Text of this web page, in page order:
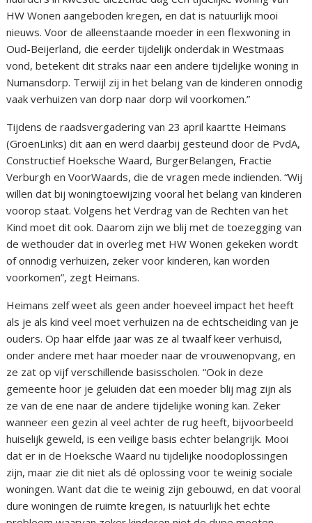
HW Wonen aangeboden kregen, en dat is natuurlijk mooi
nieuws. Voor de alleenstaande moeder in een flexwoning in
Oud-Beijerland, die eerder tijdelijk onderdak in Westmaas
vond, betekent dit straks naar een andere tijdelijke woning in
Numansdorp. Terwijl zij in het belang van de kinderen onnodig
vaak verhuizen van dorp naar dorp wil voorkomen.”
Tijdens de raadsvergadering van 23 april kaartte Heimans
(GroenLinks) dit aan en werd daarbij gesteund door de PvdA,
Constructief Hoeksche Waard, BurgerBelangen, Fractie
Verburgh en VoorWaards, die de vragen mede indienden. “Wij
willen dat bij woningtoewijzing vooral het belang van kinderen
voorop staat. Volgens het Verdrag van de Rechten van het
Kind moet dit ook. Daarom zijn we blij met de toezegging van
de wethouder dat in overleg met HW Wonen gekeken wordt
of onnodig verhuizen, zeker voor kinderen, kan worden
voorkomen”, zegt Heimans.
Heimans zelf weet als geen ander hoeveel impact het heeft
als je als kind veel moet verhuizen na de echtscheiding van je
ouders. Op haar elfde jaar was ze al twaalf keer verhuisd,
onder andere met haar moeder naar de vrouwenopvang, en
ze zat op vijf verschillende basisscholen. “Ook in deze
gemeente hoor je geluiden dat een moeder blij mag zijn als
ze van de ene naar de andere tijdelijke woning kan. Zeker
wanneer een gezin al veel achter de rug heeft, bijvoorbeeld
huiselijk geweld, is een veilige basis echter belangrijk. Mooi
dat er in de Hoeksche Waard nu tijdelijke noodoplossingen
zijn, maar zie dit niet als dé oplossing voor te weinig sociale
woningen. Want dat die te weinig zijn gebouwd, en dat vooral
dure woningen de ruimte kregen, is natuurlijk het echte